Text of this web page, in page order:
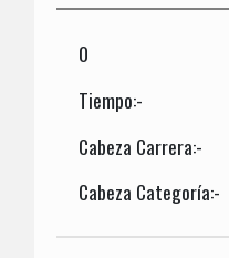
0
Tiempo:-
Cabeza Carrera:-
Cabeza Categoría:-